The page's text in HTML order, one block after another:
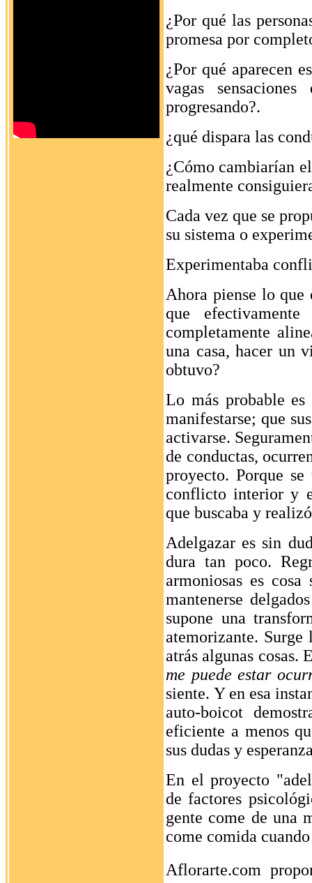
¿Por qué las
promesa por
¿Por qué aparecen
vagas
progresando?.
¿qué dispara las
¿Cómo cambiarían
realmente
Cada vez que se
su sistema o
Experimentaba
Ahora piense lo
que
completamente
una casa, hacer un
obtuvo?
Lo más probable es
manifestarse; que
activarse.
de conductas,
proyecto. Porque
conflicto interior y
que buscaba y
Adelgazar es sin
dura tan poco.
armoniosas es
mantenerse
supone una
atemorizante. Surge
atrás algunas cosas.
me puede estar
siente. Y en esa
auto-boicot
eficiente a menos
sus dudas y
En el proyecto
de factores
gente come de una
come comida
Aflorarte.com